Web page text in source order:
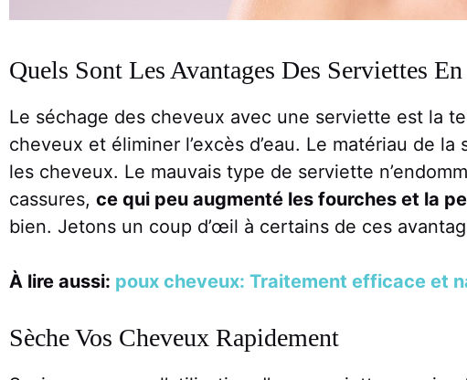
Quels Sont Les Avantages Des Serviettes
Le séchage des cheveux avec une serviette est la
cheveux et éliminer l’excès d’eau. Le matériau de
les cheveux. Le mauvais type de serviette
cassures, ce qui peu augmenté les fourches et la
bien. Jetons un coup d’œil à certains de ces
À lire aussi: poux cheveux: Traitement efficace et
Sèche Vos Cheveux Rapidement